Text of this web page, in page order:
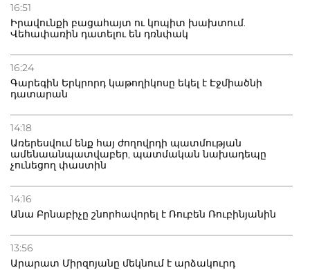
16:51
Իրավունքի բացահայտ ու կոպիտ խախտում.
Վեհափառին դատելու են դռնփակ
16:24
Գարեգին Երկրորդ կաթողիկոսը եկել է Էջմիածնի
դատարան
14:18
Առերեսվում ենք հայ ժողովրդի պատմության
ամենաանպատվաբեր, պատմական նախադեպը
չունեցող փաստին
14:16
Անա Բրնաբիչը շնորհավորել է Ռուբեն Ռուբինյանին
13:56
Արարատ Միրզոյանը մեկնում է արձակուրդ